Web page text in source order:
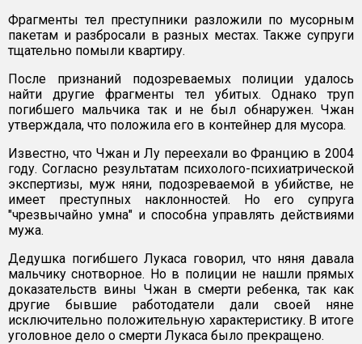
Фрагменты тел преступники разложили по мусорным
пакетам и разбросали в разных местах. Также супруги
тщательно помыли квартиру.
После признаний подозреваемых полиции удалось
найти другие фрагменты тел убитых. Однако труп
погибшего мальчика так и не был обнаружен. Чжан
утверждала, что положила его в контейнер для мусора.
Известно, что Чжан и Лу переехали во Францию в 2004
году. Согласно результатам психолого-психиатрической
экспертизы, муж няни, подозреваемой в убийстве, не
имеет преступных наклонностей. Но его супруга
"чрезвычайно умна" и способна управлять действиями
мужа.
Дедушка погибшего Лукаса говорил, что няня давала
мальчику снотворное. Но в полиции не нашли прямых
доказательств вины Чжан в смерти ребенка, так как
другие бывшие работодатели дали своей няне
исключительно положительную характеристику. В итоге
уголовное дело о смерти Лукаса было прекращено.